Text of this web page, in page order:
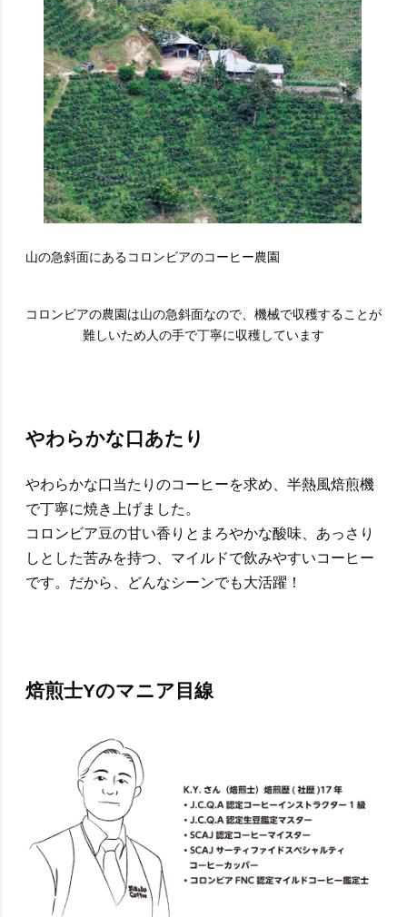
山の急斜面にあるコロンビアのコーヒー農園
コロンビアの農園は山の急斜面なので、機械で収穫することが
難しいため人の手で丁寧に収穫しています
やわらかな口あたり
やわらかな口当たりのコーヒーを求め、半熱風焙煎機
で丁寧に焼き上げました。
コロンビア豆の甘い香りとまろやかな酸味、あっさり
しとした苦みを持つ、マイルドで飲みやすいコーヒー
です。だから、どんなシーンでも大活躍！
焙煎士Yのマニア目線